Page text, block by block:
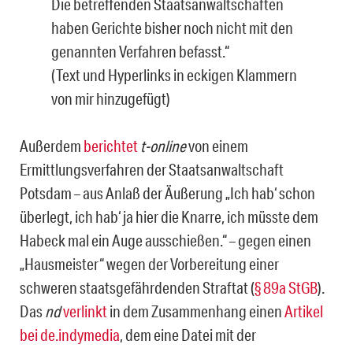
Die betreffenden Staatsanwaltschaften
haben Gerichte bisher noch nicht mit den
genannten Verfahren befasst.“
(Text und Hyperlinks in eckigen Klammern
von mir hinzugefügt)
Außerdem berichtet t-onlinevon einem
Ermittlungsverfahren der Staatsanwaltschaft
Potsdam – aus Anlaß der Äußerung „Ich hab‘ schon
überlegt, ich hab‘ ja hier die Knarre, ich müsste dem
Habeck mal ein Auge ausschießen.“ – gegen einen
„Hausmeister“ wegen der Vorbereitung einer
schweren staatsgefährdenden Straftat (§ 89a StGB).
Dasndverlinktin dem Zusammenhang einenArtikel
bei de.indymedia, dem eine Datei mit der